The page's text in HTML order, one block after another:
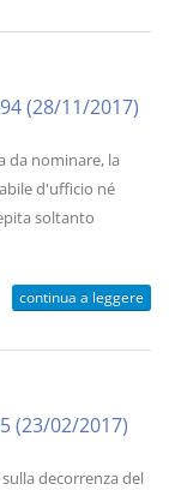
(28/11/2017)
da nominare, la
d'ufficio né
soltanto
continua a leggere
(23/02/2017)
decorrenza del